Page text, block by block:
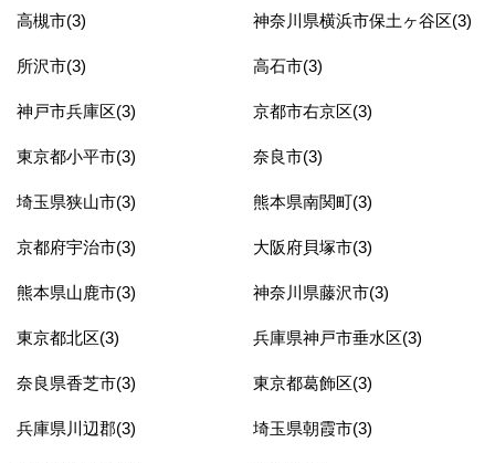
高槻市(3) 神奈川県横浜市保土ヶ谷区(3)
所沢市(3) 高石市(3)
神戸市兵庫区(3) 京都市右京区(3)
東京都小平市(3) 奈良市(3)
埼玉県狭山市(3) 熊本県南関町(3)
京都府宇治市(3) 大阪府貝塚市(3)
熊本県山鹿市(3) 神奈川県藤沢市(3)
東京都北区(3) 兵庫県神戸市垂水区(3)
奈良県香芝市(3) 東京都葛飾区(3)
兵庫県川辺郡(3) 埼玉県朝霞市(3)